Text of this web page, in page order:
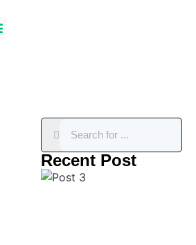
Recent Post